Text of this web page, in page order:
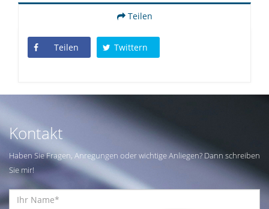
Teilen
Teilen Twittern
Kontakt
Haben Sie Fragen, Anregungen oder wichtige Anliegen? Dann schreiben
Sie mir!